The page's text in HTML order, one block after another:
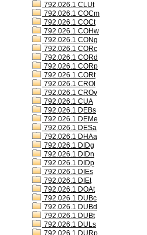
792.026.1 CLUt
792.026.1 COCm
792.026.1 COCt
792.026.1 COHw
792.026.1 CONg
792.026.1 CORc
792.026.1 CORd
792.026.1 CORp
792.026.1 CORt
792.026.1 CROl
792.026.1 CROv
792.026.1 CUA
792.026.1 DEBs
792.026.1 DEMe
792.026.1 DESa
792.026.1 DHAa
792.026.1 DIDg
792.026.1 DIDn
792.026.1 DIDp
792.026.1 DIEs
792.026.1 DIEt
792.026.1 DOAt
792.026.1 DUBc
792.026.1 DUBd
792.026.1 DUBt
792.026.1 DULs
792.026.1 DURp